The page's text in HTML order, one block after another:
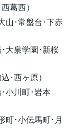
葛西）
山･常盤台･下赤
大泉学園･新桜
･西ヶ原）
小川町･岩本
町･小伝馬町･月